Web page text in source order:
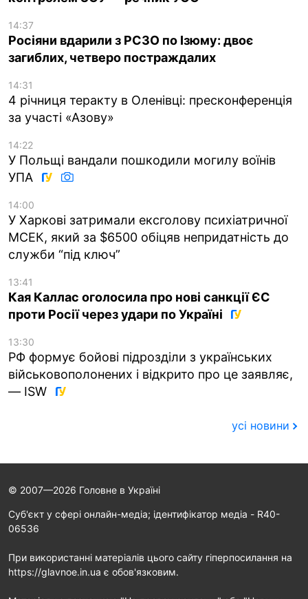
14:37
Росіяни вдарили з РСЗО по Ізюму: двоє
загиблих, четверо постраждалих
14:31
4 річниця теракту в Оленівці: пресконференція
за участі «Азову»
14:22
У Польщі вандали пошкодили могилу воїнів
УПА
14:00
У Харкові затримали ексголову психіатричної
МСЕК, який за $6500 обіцяв непридатність до
служби “під ключ”
13:41
Кая Каллас оголосила про нові санкції ЄС
проти Росії через удари по Україні
13:30
РФ формує бойові підрозділи з українських
військовополонених і відкрито про це заявляє,
— ISW
усі новини
© 2007—2026 Головне в Україні
Cуб'єкт у сфері онлайн-медіа; ідентифікатор медіа - R40-
06536
При використанні матеріалів цього сайту гіперпосилання на
https://glavnoe.in.ua є обов'язковим.